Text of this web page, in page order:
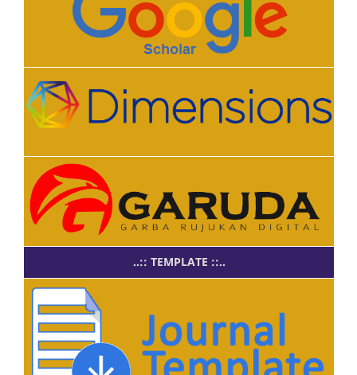
..:: TEMPLATE ::..